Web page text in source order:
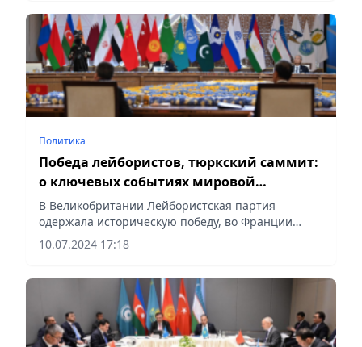
Политика
Победа лейбористов, тюркский саммит:
о ключевых событиях мировой
политики рассказал аналитик из
Алматы
В Великобритании Лейбористская партия
одержала историческую победу, во Франции
левые силы победили на парламентских выборах.
В Азии прошли саммиты ШОС и Организации
10.07.2024 17:18